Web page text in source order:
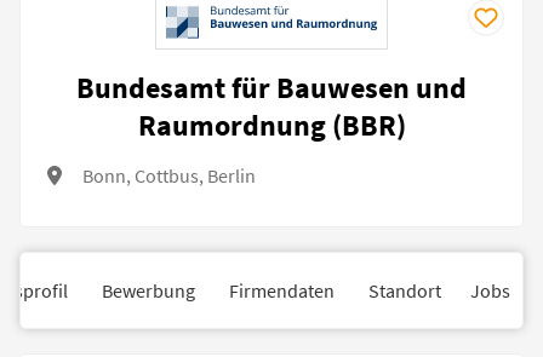
Bundesamt für Bauwesen und
Raumordnung (BBR)
Bonn, Cottbus, Berlin
Bewerbung Firmendaten Standort Jobs